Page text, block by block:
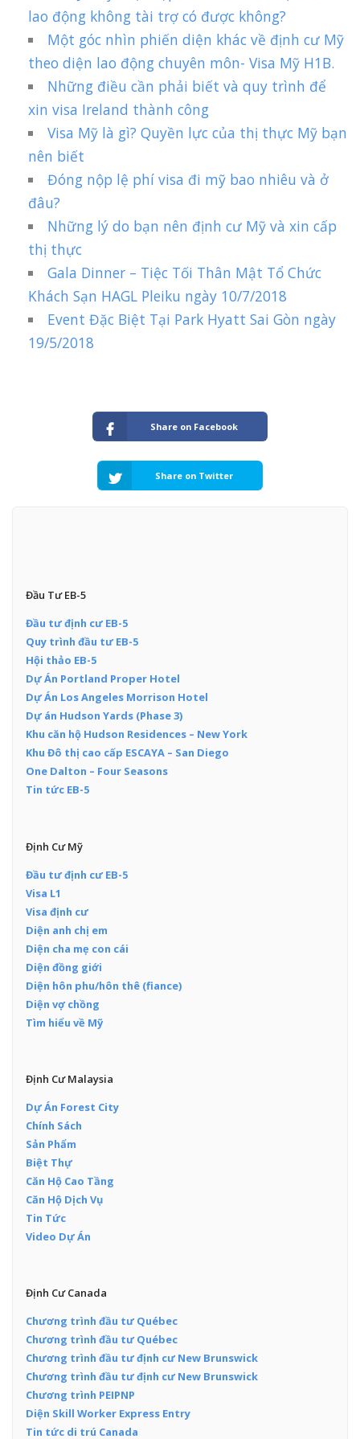
lao động không tài trợ có được không?
Một góc nhìn phiến diện khác về định cư Mỹ
theo diện lao động chuyên môn- Visa Mỹ H1B.
Những điều cần phải biết và quy trình để
xin visa Ireland thành công
Visa Mỹ là gì? Quyền lực của thị thực Mỹ bạn
nên biết
Đóng nộp lệ phí visa đi mỹ bao nhiêu và ở
đâu?
Những lý do bạn nên định cư Mỹ và xin cấp
thị thực
Gala Dinner – Tiệc Tối Thân Mật Tổ Chức
Khách Sạn HAGL Pleiku ngày 10/7/2018
Event Đặc Biệt Tại Park Hyatt Sai Gòn ngày
19/5/2018
Share on Facebook
Share on Twitter
Đầu Tư EB-5
Đầu tư định cư EB-5
Quy trình đầu tư EB-5
Hội thảo EB-5
Dự Án Portland Proper Hotel
Dự Án Los Angeles Morrison Hotel
Dự án Hudson Yards (Phase 3)
Khu căn hộ Hudson Residences – New York
Khu Đô thị cao cấp ESCAYA – San Diego
One Dalton – Four Seasons
Tin tức EB-5
Định Cư Mỹ
Đầu tư định cư EB-5
Visa L1
Visa định cư
Diện anh chị em
Diện cha mẹ con cái
Diện đồng giới
Diện hôn phu/hôn thê (fiance)
Diện vợ chồng
Tìm hiểu về Mỹ
Định Cư Malaysia
Dự Án Forest City
Chính Sách
Sản Phẩm
Biệt Thự
Căn Hộ Cao Tầng
Căn Hộ Dịch Vụ
Tin Tức
Video Dự Án
Định Cư Canada
Chương trình đầu tư Québec
Chương trình đầu tư Québec
Chương trình đầu tư định cư New Brunswick
Chương trình đầu tư định cư New Brunswick
Chương trình PEIPNP
Diện Skill Worker Express Entry
Tin tức di trú Canada